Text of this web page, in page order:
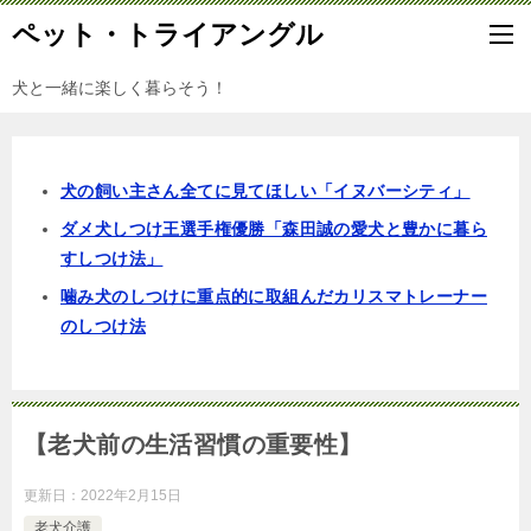
ペット・トライアングル
犬と一緒に楽しく暮らそう！
犬の飼い主さん全てに見てほしい「イヌバーシティ」
ダメ犬しつけ王選手権優勝「森田誠の愛犬と豊かに暮ら
すしつけ法」
噛み犬のしつけに重点的に取組んだカリスマトレーナー
のしつけ法
【老犬前の生活習慣の重要性】
更新日： 2022年2月15日
老犬介護